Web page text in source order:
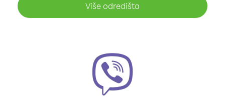
Više odredišta